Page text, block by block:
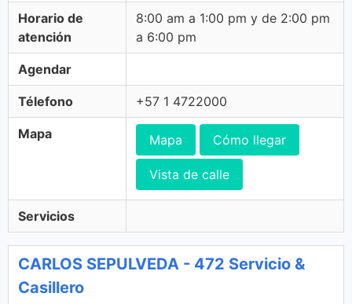
Horario de
atención
8:00 am a 1:00 pm y de 2:00 pm
a 6:00 pm
Agendar
Télefono +57 1 4722000
Mapa Mapa Cómo llegar
Vista de calle
Servicios
CARLOS SEPULVEDA - 472 Servicio &
Casillero